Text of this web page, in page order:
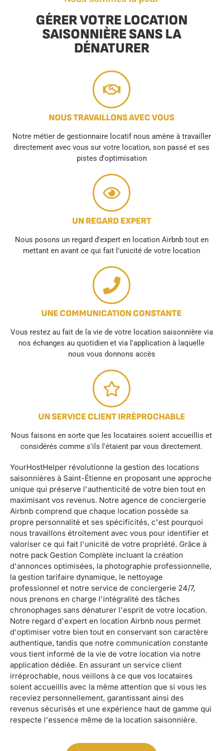
GÉRER VOTRE LOCATION
SAISONNIÈRE SANS LA
DÉNATURER
NOUS TRAVAILLONS AVEC VOUS
Notre métier de gestionnaire locatif nous amène à travailler
directement avec vous sur votre location, son passé et ses
pistes d'optimisation
UN REGARD EXPERT
Nous posons un regard d'expert en location Airbnb tout en
mettant en avant ce qui fait l'unicité de votre location
UNE COMMUNICATION CONSTANTE
Vous restez au fait de la vie de votre location saisonnière via
nos échanges au quotidien et via l'application à laquelle
nous vous donnons accès
UN SERVICE CLIENT IRRÉPROCHABLE
Nous faisons en sorte que les locataires soient accueillis et
considérés comme s'ils l'étaient par vous directement.
YourHostHelper révolutionne la gestion des locations
saisonnières à Saint-Étienne en proposant une approche
unique qui préserve l'authenticité de votre bien tout en
maximisant vos revenus. Notre agence de conciergerie
Airbnb comprend que chaque location possède sa
propre personnalité et ses spécificités, c'est pourquoi
nous travaillons étroitement avec vous pour identifier et
valoriser ce qui fait l'unicité de votre propriété. Grâce à
notre pack Gestion Complète incluant la création
d'annonces optimisées, la photographie professionnelle,
la gestion tarifaire dynamique, le nettoyage
professionnel et notre service de conciergerie 24/7,
nous prenons en charge l'intégralité des tâches
chronophages sans dénaturer l'esprit de votre location.
Notre regard d'expert en location Airbnb nous permet
d'optimiser votre bien tout en conservant son caractère
authentique, tandis que notre communication constante
vous tient informé de la vie de votre location via notre
application dédiée. En assurant un service client
irréprochable, nous veillons à ce que vos locataires
soient accueillis avec la même attention que si vous les
receviez personnellement, garantissant ainsi des
revenus sécurisés et une expérience haut de gamme qui
respecte l'essence même de la location saisonnière.